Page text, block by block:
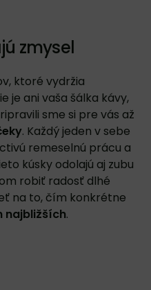
zmysel
ktoré vydržia
je ani vaša šálka kávy,
sme si pre vás až
. Každý jeden v sebe
remeselnú prácu a
kúsky odolajú aj zubu
robiť radosť dlhé
na to, čím konkrétne
najbližších.